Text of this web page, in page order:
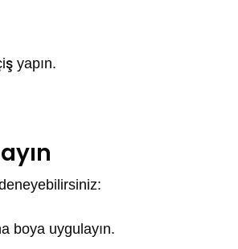
yapın.
boya uygulayın.